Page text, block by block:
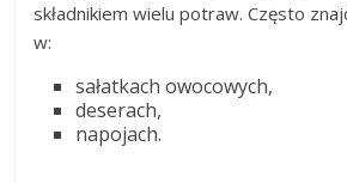
składnikiem wielu potraw. Często
w:
sałatkach owocowych,
deserach,
napojach.